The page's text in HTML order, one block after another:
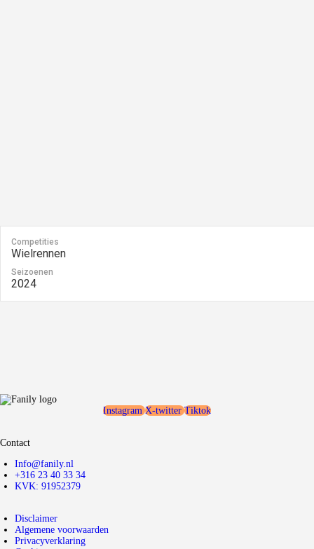
Competities
Wielrennen
Seizoenen
2024
Instagram X-twitter Tiktok
Contact
Info@fanily.nl
+316 23 40 33 34
KVK: 91952379
Disclaimer
Algemene voorwaarden
Privacyverklaring